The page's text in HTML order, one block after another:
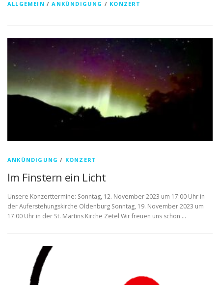
ALLGEMEIN /ANKÜNDIGUNG / KONZERT
ANKÜNDIGUNG / KONZERT
Im Finstern ein Licht
Unsere Konzerttermine: Sonntag, 12. November 2023 um 17:00 Uhr in
der Auferstehungskirche Oldenburg Sonntag, 19. November 2023 um
17:00 Uhr in der St. Martins Kirche Zetel Wir freuen uns schon …